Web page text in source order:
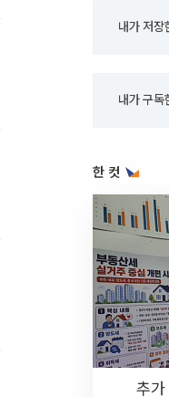
내가 저장
내가 구독
한 컷
추